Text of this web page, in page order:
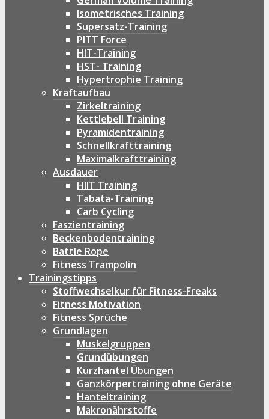
Isometrisches Training
Supersatz-Training
PITT Force
HIT-Training
HST- Training
Hypertrophie Training
Kraftaufbau
Zirkeltraining
Kettlebell Training
Pyramidentraining
Schnellkrafttraining
Maximalkrafttraining
Ausdauer
HIIT Training
Tabata-Training
Carb Cycling
Faszientraining
Beckenbodentraining
Battle Rope
Fitness Trampolin
Trainingstipps
Stoffwechselkur für Fitness-Freaks
Fitness Motivation
Fitness Sprüche
Grundlagen
Muskelgruppen
Grundübungen
Kurzhantel Übungen
Ganzkörpertraining ohne Geräte
Hanteltraining
Makronährstoffe